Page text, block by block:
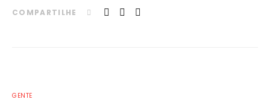
COMPARTILHE
GENTE